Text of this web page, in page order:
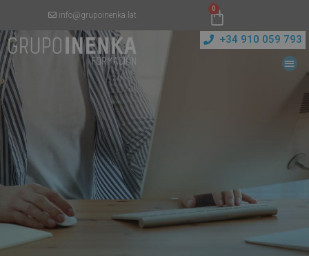
info@grupoinenka.lat
0
+34 910 059 793